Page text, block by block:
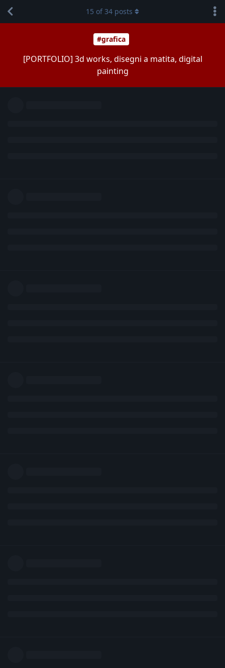
#grafica
[PORTFOLIO] 3d works, disegni a matita, digital
painting
15 of34 posts